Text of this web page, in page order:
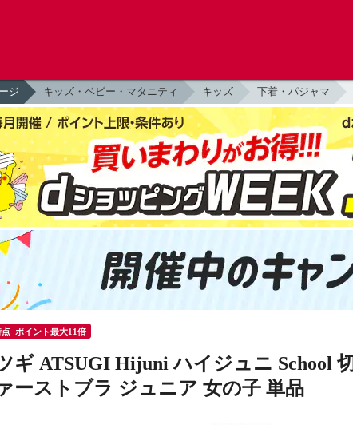
ジ キッズ・ベビー・マタニティ キッズ 下着・パジャマ
点_ポイント最大11倍
ギ ATSUGI Hijuni ハイジュニ School
ーストブラ ジュニア 女の子 単品